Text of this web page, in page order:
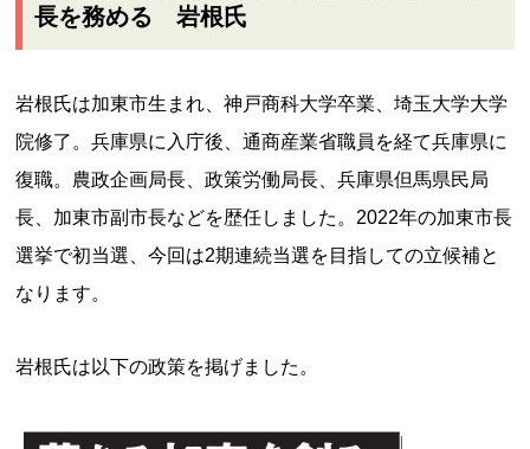
長を務める 岩根氏
岩根氏は加東市生まれ、神戸商科大学卒業、埼玉大学大学
院修了。兵庫県に入庁後、通商産業省職員を経て兵庫県に
復職。農政企画局長、政策労働局長、兵庫県但馬県民局
長、加東市副市長などを歴任しました。2022年の加東市長
選挙で初当選、今回は2期連続当選を目指しての立候補と
なります。
岩根氏は以下の政策を掲げました。